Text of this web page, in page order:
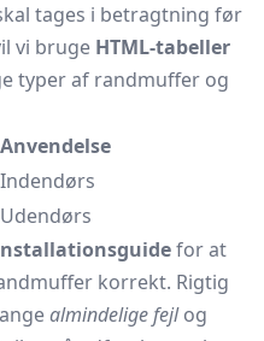
tages i betragtning før
vi bruge HTML-tabeller
typer af randmuffer og
Anvendelse
Indendørs
Udendørs
for at
korrekt. Rigtig
almindelige fejlog